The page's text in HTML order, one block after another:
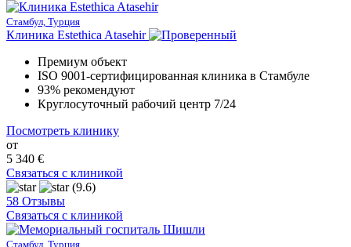
Стамбул, Турция
Клиника Estethica Atasehir
Премиум объект
ISO 9001-сертифицированная клиника в Стамбуле
93% рекомендуют
Круглосуточный рабочий центр 7/24
Посмотреть клинику
от
5 340 €
Связаться с клиникой
(9.6)
58 Отзывы
Связаться с клиникой
Стамбул, Турция